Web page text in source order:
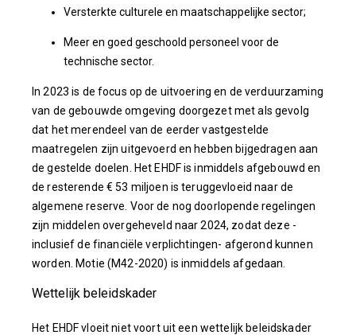
Versterkte culturele en maatschappelijke sector;
Meer en goed geschoold personeel voor de
technische sector.
In 2023 is de focus op de uitvoering en de verduurzaming
van de gebouwde omgeving doorgezet met als gevolg
dat het merendeel van de eerder vastgestelde
maatregelen zijn uitgevoerd en hebben bijgedragen aan
de gestelde doelen. Het EHDF is inmiddels afgebouwd en
de resterende € 53 miljoen is teruggevloeid naar de
algemene reserve. Voor de nog doorlopende regelingen
zijn middelen overgeheveld naar 2024, zodat deze -
inclusief de financiële verplichtingen- afgerond kunnen
worden. Motie (M42-2020) is inmiddels afgedaan.
Wettelijk beleidskader
Het EHDF vloeit niet voort uit een wettelijk beleidskader